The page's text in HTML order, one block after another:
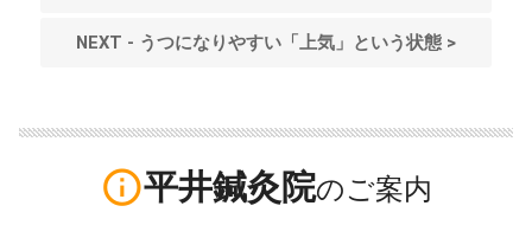
NEXT - うつになりやすい「上気」という状態 >
info_outline平井鍼灸院